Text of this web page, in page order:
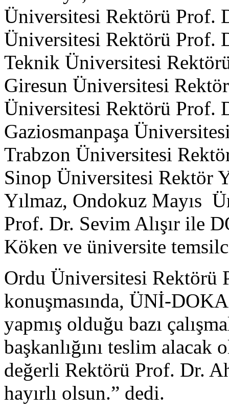
Üniversitesi Rektörü Prof.
Üniversitesi Rektörü Prof.
Teknik Üniversitesi
Giresun Üniversitesi
Üniversitesi Rektörü Prof.
Gaziosmanpaşa
Trabzon Üniversitesi
Sinop Üniversitesi Rektör
Yılmaz, Ondokuz Mayıs
Prof. Dr. Sevim Alışır ile
Köken ve üniversite
Ordu Üniversitesi Rektörü
konuşmasında, ÜNİ-
yapmış olduğu bazı
başkanlığını teslim
değerli Rektörü Prof. Dr.
hayırlı olsun.” dedi.